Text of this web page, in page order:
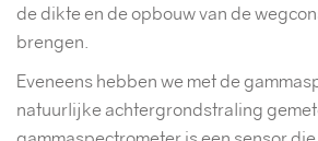
de dikte en de opbouw van de
brengen.
Eveneens hebben we met de
natuurlijke achtergrondstraling